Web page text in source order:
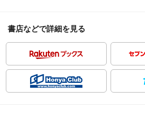
書店などで詳細を見る